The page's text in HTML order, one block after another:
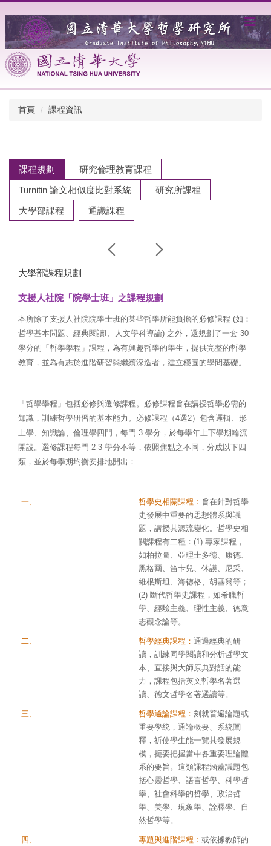
到
主
要
內
容
首頁 課程資訊
課程規劃
研究倫理教育課程
Turnitin 論文相似度比對系統
研究所課程
大學部課程
通識課程
大學部課程規劃
支援人社院「院學士班」之課程規劃
本所除了支援人社院院學士班的某些哲學所能負擔的必修課程 (如：
哲學基本問題、經典閱讀I、人文學科導論) 之外，還規劃了一套 30
學分的「哲學學程」課程，為有興趣哲學的學生，提供完整的哲學
教育，並為有志於進階研習與繼續深造者，建立穩固的學問基礎。
「哲學學程」包括必修與選修課程。必修課程旨在講授哲學必需的
知識，訓練哲學研習的基本能力。必修課程（4選2）包含邏輯、形
上學、知識論、倫理學四門，每門 3 學分，於每學年上下學期輪流
開設。選修課程每門 2-3 學分不等，依照焦點之不同，分成以下四
類，並於每學期均衡安排地開出：
一、 哲學史相關課程： 旨在針對哲學
史發展中重要的思想體系與議
題，講授其源流變化。哲學史相
關課程有二種：(1) 專家課程，
如柏拉圖、亞理士多德、康德、
黑格爾、笛卡兒、休謨、尼采、
維根斯坦、海德格、胡塞爾等；
(2) 斷代哲學史課程，如希臘哲
學、經驗主義、理性主義、德意
志觀念論等。
二、 哲學經典課程： 通過經典的研
讀，訓練同學閱讀和分析哲學文
本、直接與大師原典對話的能
力，課程包括英文哲學名著選
讀、德文哲學名著選讀等。
三、 哲學通論課程： 刻就普遍論題或
重要學統，通論概要、系統闡
釋，祈使學生能一覽其發展規
模，扼要把握當中各重要理論體
系的要旨。這類課程涵蓋議題包
括心靈哲學、語言哲學、科學哲
學、社會科學的哲學、政治哲
學、美學、現象學、詮釋學、自
然哲學等。
四、 專題與進階課程： 或依據教師的